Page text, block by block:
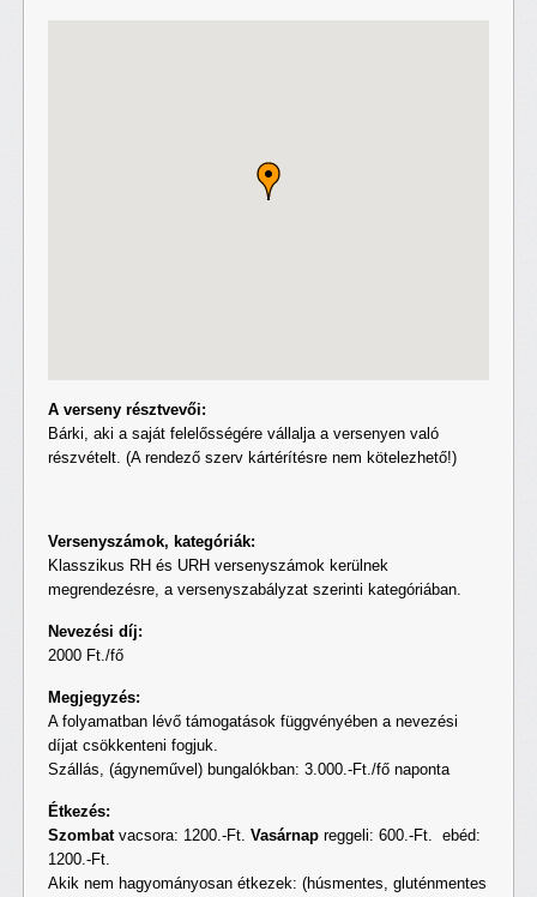
A verseny résztvevői:
Bárki, aki a saját felelősségére vállalja a versenyen való
részvételt. (A rendező szerv kártérítésre nem kötelezhető!)
Versenyszámok, kategóriák:
Klasszikus RH és URH versenyszámok kerülnek
megrendezésre, a versenyszabályzat szerinti kategóriában.
Nevezési díj:
2000 Ft./fő
Megjegyzés:
A folyamatban lévő támogatások függvényében a nevezési
díjat csökkenteni fogjuk.
Szállás, (ágyneművel) bungalókban: 3.000.-Ft./fő naponta
Étkezés:
Szombatvacsora: 1200.-Ft. Vasárnap reggeli: 600.-Ft. ebéd:
1200.-Ft.
Akik nem hagyományosan étkezek: (húsmentes, gluténmentes